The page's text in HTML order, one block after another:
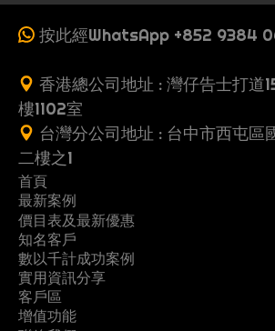
按此經WhatsApp +852 9384
香港總公司地址 : 灣仔告士打道
樓1102室
台灣分公司地址 : 台中市西屯區
二樓之1
首頁
收
費
案
例
製
作
流
程
G
o
o
關
於
常
最新案例
一
頁
式
網
站
多
頁
式
網
行
業
案
價目表及最新優惠
網
站
架
設
推
薦
朋
立
即
優
知名客戶
數以千計成功案例
黃
頁
地
實用資訊分享
懶
客戶區
增值功能